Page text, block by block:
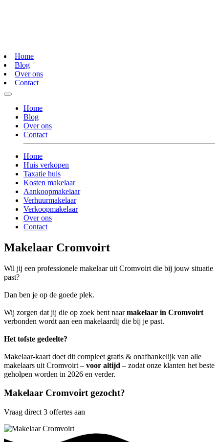
Home
Blog
Over ons
Contact
Home
Blog
Over ons
Contact
Home
Huis verkopen
Taxatie huis
Kosten makelaar
Aankoopmakelaar
Verhuurmakelaar
Verkoopmakelaar
Over ons
Contact
Makelaar Cromvoirt
Wil jij een professionele makelaar uit Cromvoirt die bij jouw situatie
past?
Dan ben je op de goede plek.
Wij zorgen dat jij die op zoek bent naarmakelaar in Cromvoirt
verbonden wordt aan een makelaardij die bij je past.
Het tofste gedeelte?
Makelaar-kaart doet dit compleet gratis & onafhankelijk van alle
makelaars uit Cromvoirt – voor altijd – zodat onze klanten het beste
geholpen worden in 2026 en verder.
Makelaar Cromvoirt gezocht?
Vraag direct 3 offertes aan